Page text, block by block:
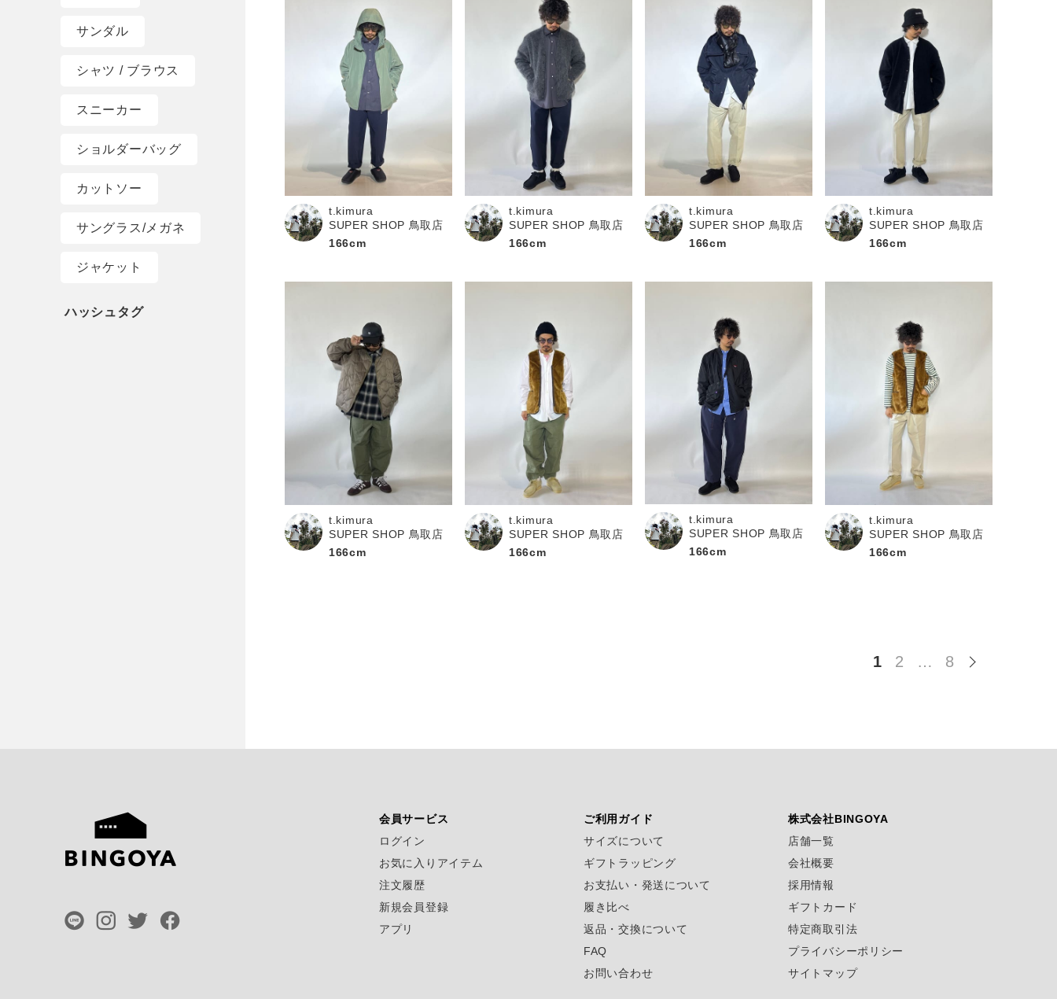
サンダル
シャツ / ブラウス
スニーカー
ショルダーバッグ
カットソー
サングラス/メガネ
ジャケット
t.kimura
SUPER SHOP 鳥取店
166cm
t.kimura
SUPER SHOP 鳥取店
166cm
t.kimura
SUPER SHOP 鳥取店
166cm
t.kimura
SUPER SHOP 鳥取店
166cm
t.kimura
SUPER SHOP 鳥取店
166cm
t.kimura
SUPER SHOP 鳥取店
166cm
t.kimura
SUPER SHOP 鳥取店
166cm
t.kimura
SUPER SHOP 鳥取店
166cm
1 2 … 8
会員サービス
ログイン
お気に入りアイテム
注文履歴
新規会員登録
アプリ
ご利用ガイド
サイズについて
ギフトラッピング
お支払い・発送について
履き比べ
返品・交換について
FAQ
お問い合わせ
株式会社BINGOYA
店舗一覧
会社概要
採用情報
ギフトカード
特定商取引法
プライバシーポリシー
サイトマップ